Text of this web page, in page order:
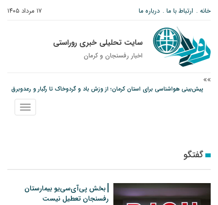
۱۷ مرداد ۱۴۰۵ خانه ارتباط با ما درباره ما
سایت تحلیلی خبری روراستی
اخبار رفسنجان و كرمان
مس رفسنجان در انتظار رأی CAS؛ آغاز تمرینات از هفته آینده
پیام رئیس کل دادگستری استان کرمان به مناسبت ۱۷ مردادماه سالروز شهادت شهید
پیش‌بینی هواشناسی برای استان کرمان؛ از وزش باد و گردوخاک تا رگبار و رعدوبرق
نمایش
منو
گفتگو
بخش پی‌آی‌سی‌یو بیمارستان
رفسنجان تعطیل نیست